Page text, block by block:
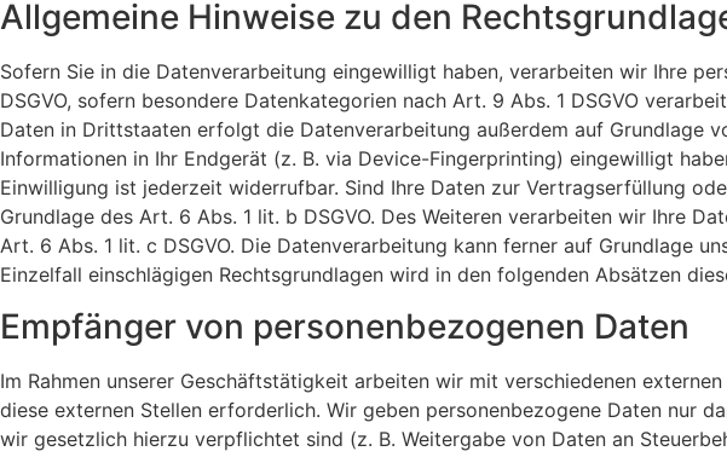
Allgemeine Hinweise zu den
Sofern Sie in die Datenverarbeitung eingewilligt haben, verarbeiten wir Ihre
DSGVO, sofern besondere Datenkategorien nach Art. 9 Abs. 1 DSGVO
Daten in Drittstaaten erfolgt die Datenverarbeitung außerdem auf Grundlage
Informationen in Ihr Endgerät (z. B. via Device-Fingerprinting) eingewilligt
Einwilligung ist jederzeit widerrufbar. Sind Ihre Daten zur Vertragserfüllung
Grundlage des Art. 6 Abs. 1 lit. b DSGVO. Des Weiteren verarbeiten wir Ihre
Art. 6 Abs. 1 lit. c DSGVO. Die Datenverarbeitung kann ferner auf Grundlage
Einzelfall einschlägigen Rechtsgrundlagen wird in den folgenden Absätzen
Empfänger von personenbezogenen Daten
Im Rahmen unserer Geschäftstätigkeit arbeiten wir mit verschiedenen
diese externen Stellen erforderlich. Wir geben personenbezogene Daten nur
wir gesetzlich hierzu verpflichtet sind (z. B. Weitergabe von Daten an